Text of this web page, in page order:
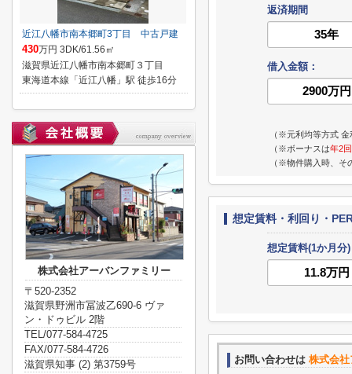
返済期間
借入金額：
（※元利均等方式 金
（※ボーナスは年2回
（※物件購入時、そ
想定賃料・利回り・
想定賃料(1か月分)
お問い合わせは 株式会
近江八幡市南本郷町3丁目 中古戸建
430万円 3DK/61.56㎡
滋賀県近江八幡市南本郷町３丁目
東海道本線「近江八幡」駅 徒歩16分
株式会社アーバンファミリー
〒520-2352
滋賀県野洲市冨波乙690-6 ヴァ
ン・ドゥビル 2階
TEL/077-584-4725
FAX/077-584-4726
滋賀県知事 (2) 第3759号